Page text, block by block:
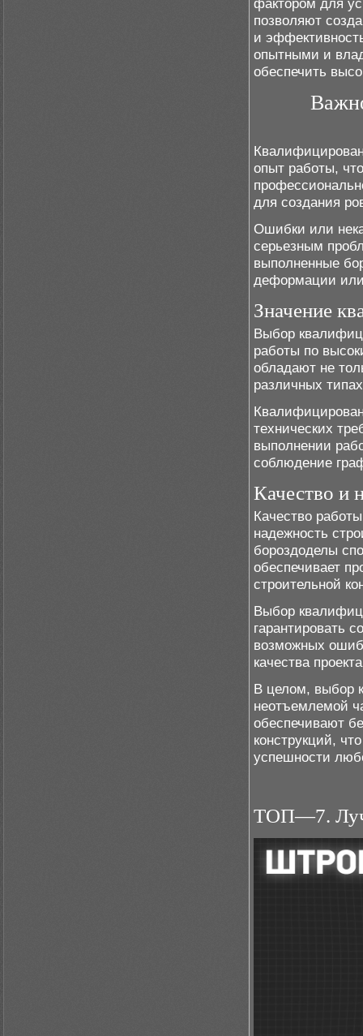
фактором для
позволяют
и
опытными и
обеспечить
опыт работы,
для создания
Ошибки или
серьезным
выполненные
деформации
Значение
Выбор
работы по
обладают не
различных
технических
выполнении
соблюдение
Качество и
Качество
надежность
бороздоделы
обеспечивает
строительной
Выбор
гарантировать
возможных
качества
В целом, выбор
неотъемлемой
обеспечивают
конструкций,
успешности
ТОП—7.